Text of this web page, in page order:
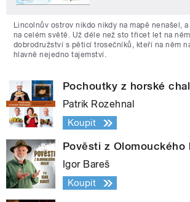
Lincolnův ostrov nikdo nikdy na mapě nenašel,
na celém světě. Už déle než sto třicet let na
dobrodružství s pěticí trosečníků, kteří na něm
hlavně nejedno tajemství.
Pochoutky z horské
Patrik Rozehnal
Koupit
Pověsti z Olomouckého
Igor Bareš
Koupit